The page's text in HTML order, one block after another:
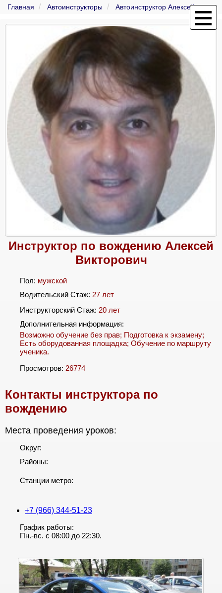
Главная Автоинструкторы Автоинструктор Алексей
Инструктор по вождению Алексей
Викторович
Пол: мужской
Водительский Стаж: 27 лет
Инструкторский Стаж: 20 лет
Дополнительная информация:
Возможно обучение без прав; Подготовка к экзамену;
Есть оборудованная площадка; Обучение по маршруту
ученика.
Просмотров: 26774
Контакты инструктора по
вождению
Места проведения уроков:
Округ:
Районы:
Станции метро:
+7 (966) 344-51-23
График работы:
Пн.-вс. с 08:00 до 22:30.